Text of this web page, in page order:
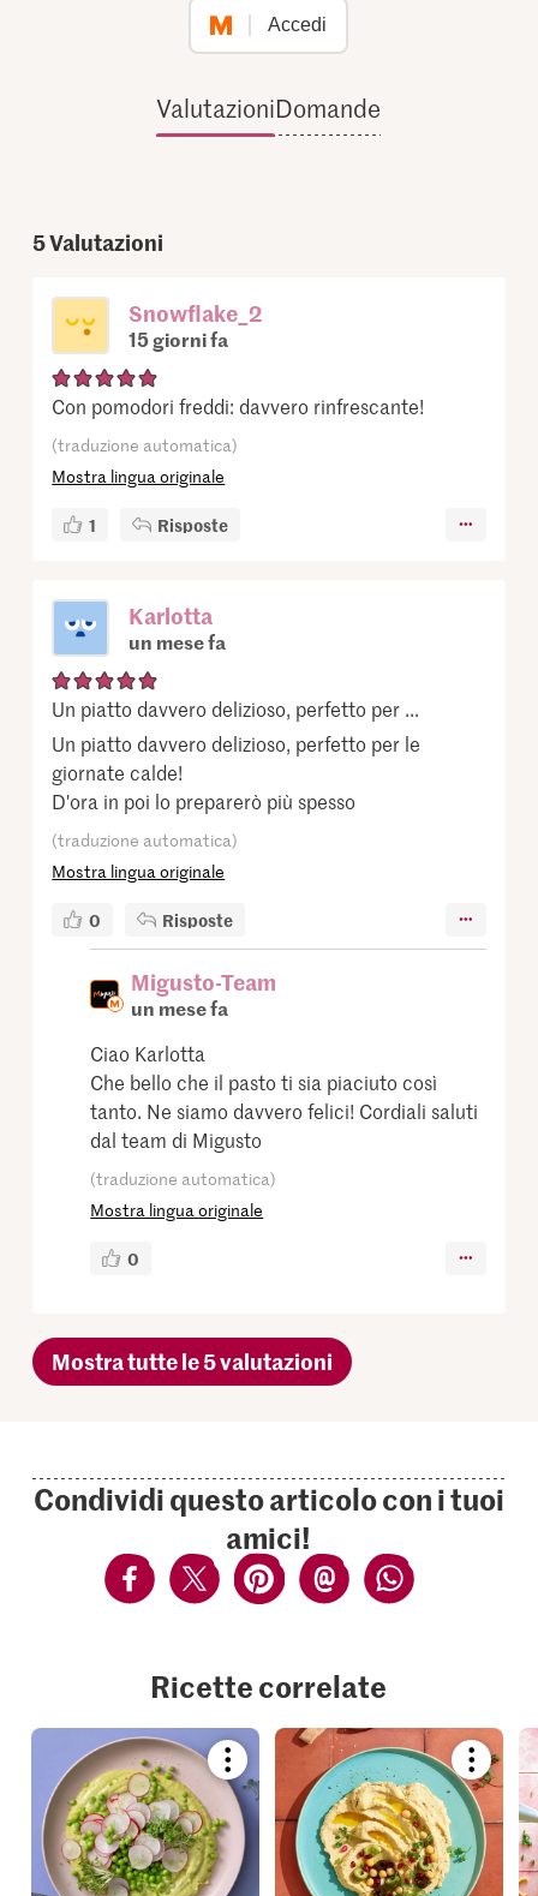
Accedi
ValutazioniDomande
5Valutazioni
Snowflake_2
15 giorni fa
Con pomodori freddi: davvero rinfrescante!
(traduzione automatica)
Mostra lingua originale
1 Risposte
Karlotta
un mese fa
Un piatto davvero delizioso, perfetto per ...
Un piatto davvero delizioso, perfetto per le
giornate calde!
D'ora in poi lo preparerò più spesso
(traduzione automatica)
Mostra lingua originale
0 Risposte
Migusto-Team
un mese fa
Ciao Karlotta
Che bello che il pasto ti sia piaciuto così
tanto. Ne siamo davvero felici! Cordiali saluti
dal team di Migusto
(traduzione automatica)
Mostra lingua originale
0
Mostra tutte le 5 valutazioni
Condividi questo articolo con i tuoi
amici!
Ricette correlate
Bookmark
recipe
or
add
your
recipe
or
add
it
to
your